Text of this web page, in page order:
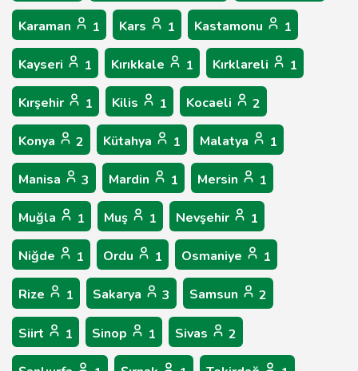
Karaman 1 Kars 1 Kastamonu 1
Kayseri 1 Kırıkkale 1 Kırklareli 1
Kırşehir 1 Kilis 1 Kocaeli 2
Konya 2 Kütahya 1 Malatya 1
Manisa 3 Mardin 1 Mersin 1
Muğla 1 Muş 1 Nevşehir 1
Niğde 1 Ordu 1 Osmaniye 1
Rize 1 Sakarya 3 Samsun 2
Siirt 1 Sinop 1 Sivas 2